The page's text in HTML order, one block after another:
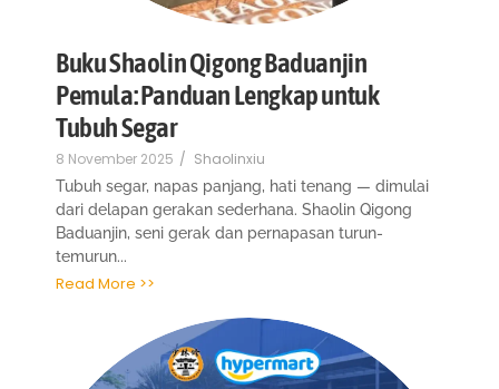
Buku Shaolin Qigong Baduanjin
Pemula: Panduan Lengkap untuk
Tubuh Segar
8 November 2025 / Shaolinxiu
Tubuh segar, napas panjang, hati tenang — dimulai
dari delapan gerakan sederhana. Shaolin Qigong
Baduanjin, seni gerak dan pernapasan turun-
temurun...
Read More >>